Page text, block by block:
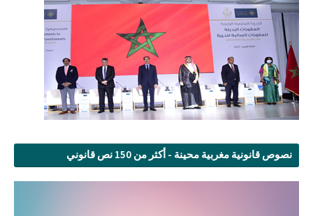
نصوص قانونية مغربية محينة - أكثر من 150 نص قانوني